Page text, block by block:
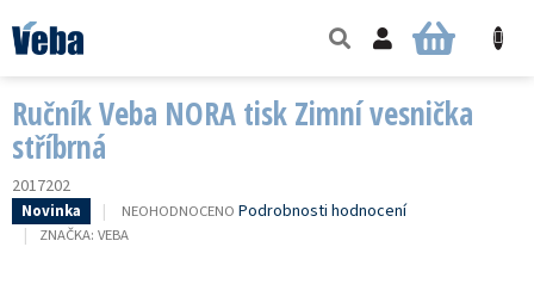
na
obsah
NÁKUPNÍ
Ručník Veba NORA tisk Zimní vesnička
stříbrná
2017202
Novinka
PRŮMĚRNÉ
HODNOCENÍ
NEOHODNOCENO Podrobnosti hodnocení
ZNAČKA: VEBA